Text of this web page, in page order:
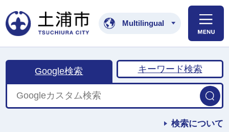
土浦市公式ホームペ
Multilingual
Google検索 キーワード検索
検索について